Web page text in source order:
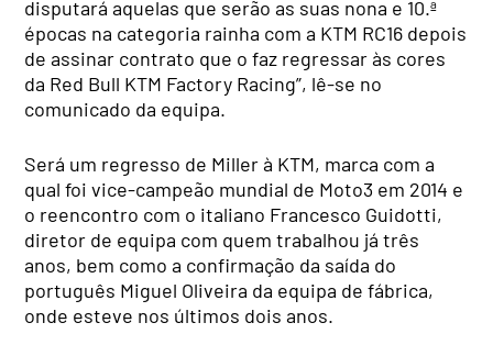
disputará aquelas que serão as suas nona e 10.ª
épocas na categoria rainha com a KTM RC16 depois
de assinar contrato que o faz regressar às cores
da Red Bull KTM Factory Racing”, lê-se no
comunicado da equipa.
Será um regresso de Miller à KTM, marca com a
qual foi vice-campeão mundial de Moto3 em 2014 e
o reencontro com o italiano Francesco Guidotti,
diretor de equipa com quem trabalhou já três
anos, bem como a confirmação da saída do
português Miguel Oliveira da equipa de fábrica,
onde esteve nos últimos dois anos.